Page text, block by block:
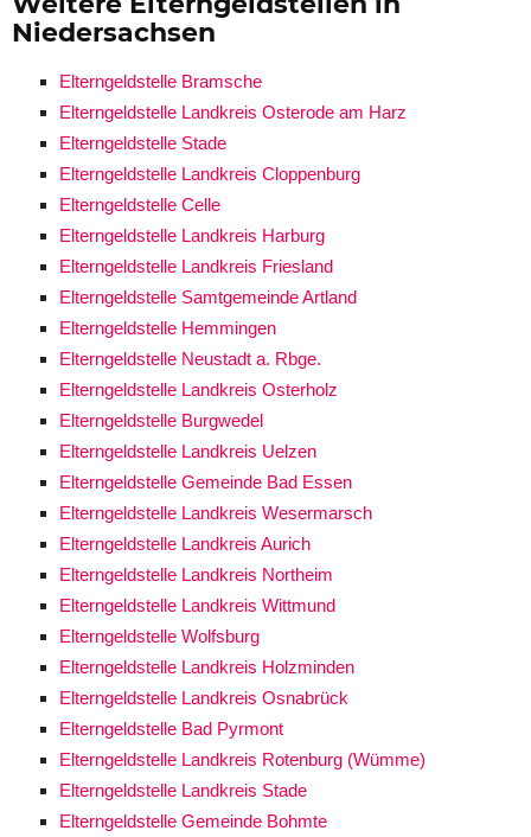
Niedersachsen
Elterngeldstelle Bramsche
Elterngeldstelle Landkreis Osterode am Harz
Elterngeldstelle Stade
Elterngeldstelle Landkreis Cloppenburg
Elterngeldstelle Celle
Elterngeldstelle Landkreis Harburg
Elterngeldstelle Landkreis Friesland
Elterngeldstelle Samtgemeinde Artland
Elterngeldstelle Hemmingen
Elterngeldstelle Neustadt a. Rbge.
Elterngeldstelle Landkreis Osterholz
Elterngeldstelle Burgwedel
Elterngeldstelle Landkreis Uelzen
Elterngeldstelle Gemeinde Bad Essen
Elterngeldstelle Landkreis Wesermarsch
Elterngeldstelle Landkreis Aurich
Elterngeldstelle Landkreis Northeim
Elterngeldstelle Landkreis Wittmund
Elterngeldstelle Wolfsburg
Elterngeldstelle Landkreis Holzminden
Elterngeldstelle Landkreis Osnabrück
Elterngeldstelle Bad Pyrmont
Elterngeldstelle Landkreis Rotenburg (Wümme)
Elterngeldstelle Landkreis Stade
Elterngeldstelle Gemeinde Bohmte